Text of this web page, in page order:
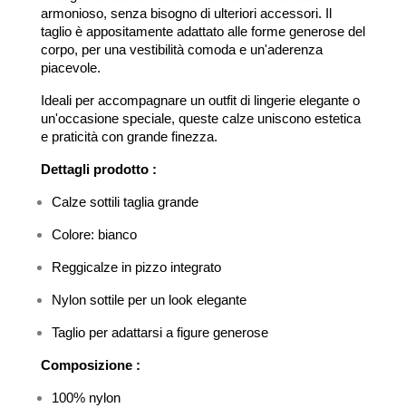
armonioso, senza bisogno di ulteriori accessori. Il
taglio è appositamente adattato alle forme generose del
corpo, per una vestibilità comoda e un'aderenza
piacevole.
Ideali per accompagnare un outfit di lingerie elegante o
un'occasione speciale, queste calze uniscono estetica
e praticità con grande finezza.
Dettagli prodotto :
Calze sottili taglia grande
Colore: bianco
Reggicalze in pizzo integrato
Nylon sottile per un look elegante
Taglio per adattarsi a figure generose
Composizione :
100% nylon